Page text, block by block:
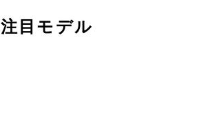
注目モデル